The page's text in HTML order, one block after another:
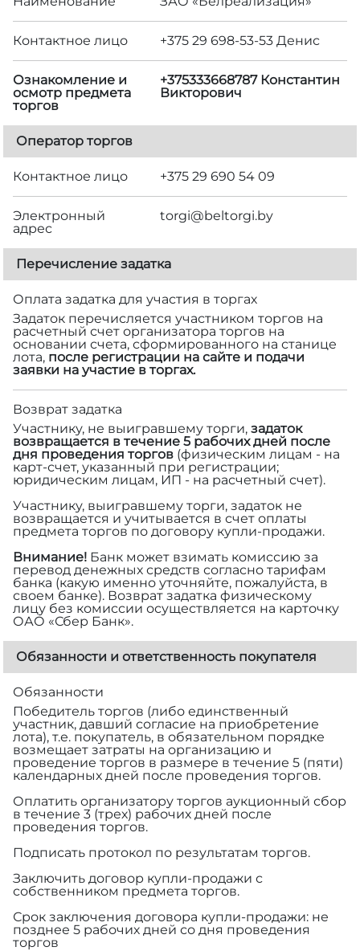
Контактное лицо +375 29 698-53-53 Денис
Ознакомление и
осмотр предмета
торгов
+375333668787 Константин
Викторович
Оператор торгов
Контактное лицо +375 29 690 54 09
Электронный
адрес
torgi@beltorgi.by
Перечисление задатка
Оплата задатка для участия в торгах
Задаток перечисляется участником торгов на
расчетный счет организатора торгов на
основании счета, сформированного на станице
лота, после регистрации на сайте и подачи
заявки на участие в торгах.
Возврат задатка
Участнику, не выигравшему торги, задаток
возвращается в течение 5 рабочих дней после
дня проведения торгов (физическим лицам - на
карт-счет, указанный при регистрации;
юридическим лицам, ИП - на расчетный счет).
Участнику, выигравшему торги, задаток не
возвращается и учитывается в счет оплаты
предмета торгов по договору купли-продажи.
Внимание! Банк может взимать комиссию за
перевод денежных средств согласно тарифам
банка (какую именно уточняйте, пожалуйста, в
своем банке). Возврат задатка физическому
лицу без комиссии осуществляется на карточку
ОАО «Сбер Банк».
Обязанности и ответственность покупателя
Обязанности
Победитель торгов (либо единственный
участник, давший согласие на приобретение
лота), т.е. покупатель, в обязательном порядке
возмещает затраты на организацию и
проведение торгов в размере в течение 5 (пяти)
календарных дней после проведения торгов.
Оплатить организатору торгов аукционный сбор
в течение 3 (трех) рабочих дней после
проведения торгов.
Подписать протокол по результатам торгов.
Заключить договор купли-продажи с
собственником предмета торгов.
Срок заключения договора купли-продажи: не
позднее 5 рабочих дней со дня проведения
торгов